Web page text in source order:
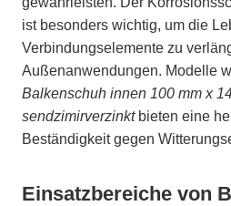
ist besonders wichtig, um die
Verbindungselemente zu
Außenanwendungen. Modelle
Balkenschuh innen 100 mm x
sendzimirverzinktbieten eine
Beständigkeit gegen
Einsatzbereiche von